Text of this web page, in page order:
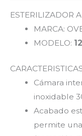
ESTERILIZADOR
MARCA:
MODELO: 12
Cámara
inoxidable
Acabado
permite